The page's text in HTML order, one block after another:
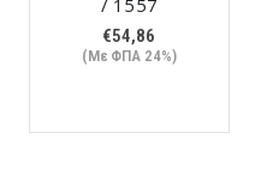
€54,86
(Με ΦΠΑ 24%)